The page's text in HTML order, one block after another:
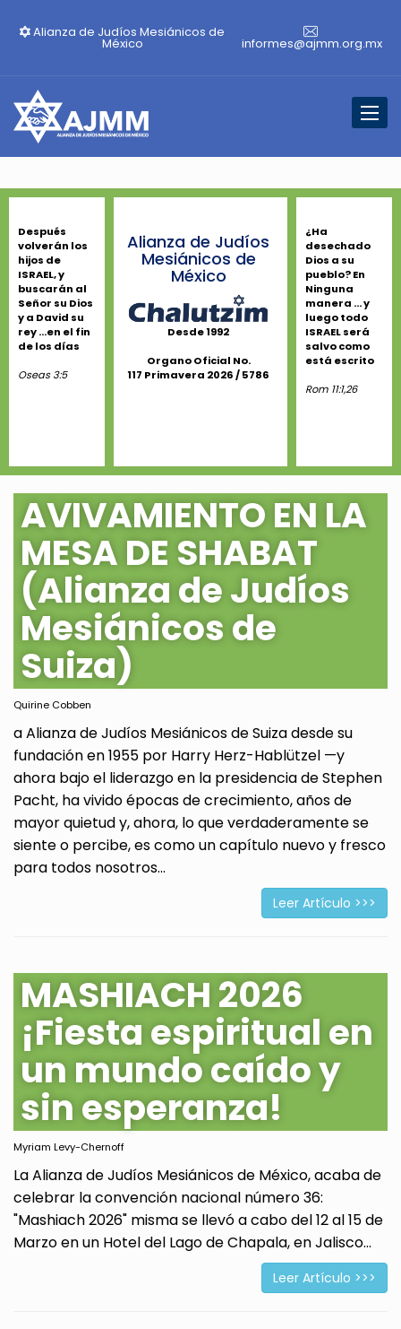
Alianza de Judíos Mesiánicos de
México informes@ajmm.org.mx
Después
volverán los
hijos de
ISRAEL, y
buscarán al
Señor su Dios
y a David su
rey ...en el fin
de los días
Oseas 3:5
Alianza de Judíos
Mesiánicos de
México
Desde 1992
Organo Oficial No.
117 Primavera 2026 / 5786
¿Ha
desechado
Dios a su
pueblo? En
Ninguna
manera ... y
luego todo
ISRAEL será
salvo como
está escrito
Rom 11:1,26
AVIVAMIENTO EN LA
MESA DE SHABAT
(Alianza de Judíos
Mesiánicos de
Suiza)
Quirine Cobben
a Alianza de Judíos Mesiánicos de Suiza desde su
fundación en 1955 por Harry Herz-Hablützel —y
ahora bajo el liderazgo en la presidencia de Stephen
Pacht, ha vivido épocas de crecimiento, años de
mayor quietud y, ahora, lo que verdaderamente se
siente o percibe, es como un capítulo nuevo y fresco
para todos nosotros...
Leer Artículo >>>
MASHIACH 2026
¡Fiesta espiritual en
un mundo caído y
sin esperanza!
Myriam Levy-Chernoff
La Alianza de Judíos Mesiánicos de México, acaba de
celebrar la convención nacional número 36:
"Mashiach 2026" misma se llevó a cabo del 12 al 15 de
Marzo en un Hotel del Lago de Chapala, en Jalisco...
Leer Artículo >>>